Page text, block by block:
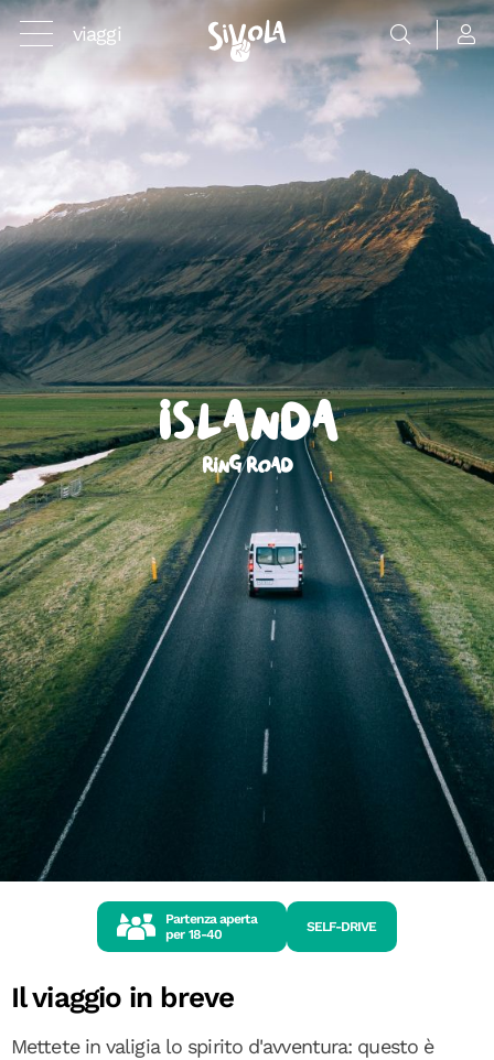
viaggi
Islanda
Ring Road
Partenza aperta
per 18-40
SELF-DRIVE
Il viaggio in breve
Mettete in valigia lo spirito d'avventura: questo è